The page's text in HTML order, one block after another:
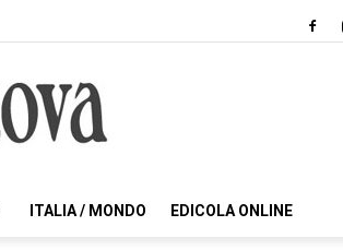
ITALIA / MONDO EDICOLA ONLINE